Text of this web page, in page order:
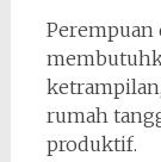
Perempuan
rumah
produktif.